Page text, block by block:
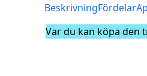
BeskrivningFördelar
Var du kan köpa den